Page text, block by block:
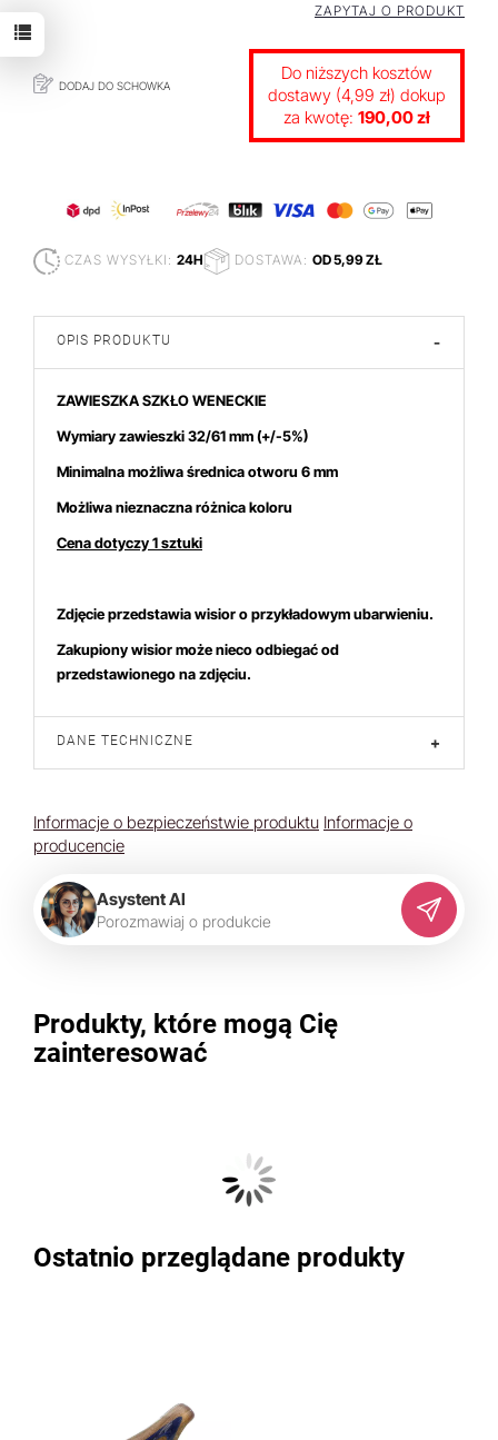
DODAJ DO SCHOWKA
ZAPYTAJ O PRODUKT
Do niższych kosztów
dostawy (4,99 zł) dokup
za kwotę: 190,00 zł
CZAS WYSYŁKI: 24H DOSTAWA: OD 5,99 ZŁ
OPIS PRODUKTU -
ZAWIESZKA SZKŁO WENECKIE
Wymiary zawieszki 32/61 mm(+/-5%)
Minimalna możliwa średnica otworu 6 mm
Możliwa nieznaczna różnica koloru
Cena dotyczy 1 sztuki
Zdjęcie przedstawia wisior o przykładowym ubarwieniu.
Zakupiony wisior może nieco odbiegać od
przedstawionego na zdjęciu.
DANE TECHNICZNE +
Informacje o bezpieczeństwie produktu Informacje o
producencie
Asystent AI
Porozmawiaj o produkcie
Produkty, które mogą Cię
zainteresować
Ostatnio przeglądane produkty